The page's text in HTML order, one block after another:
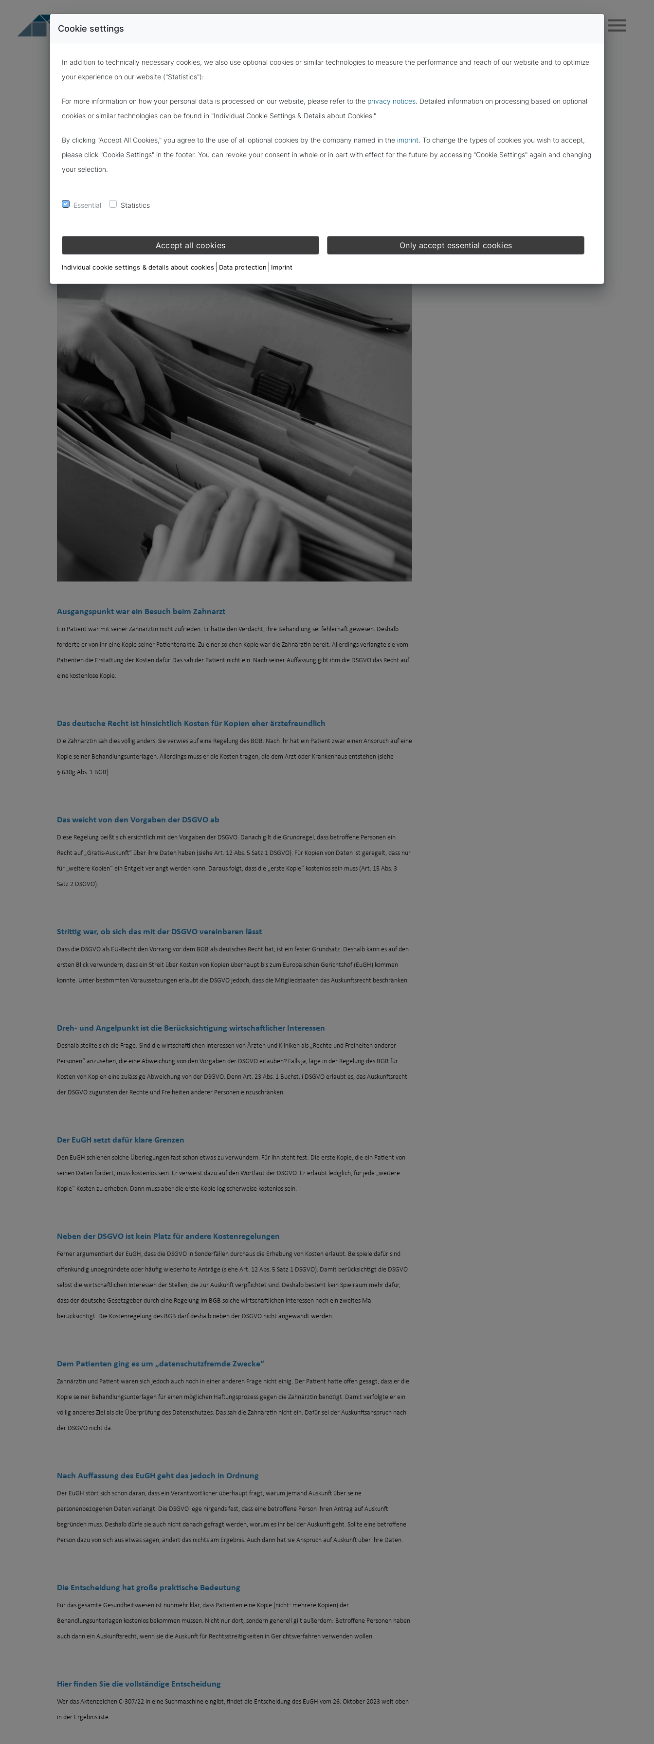
KOSTENLOSE KOPIEN VON
Ausgangspunkt war ein Besuch beim Zahnarzt
Ein Patient war mit seiner Zahnärztin nicht zufrieden. Er hatte den Verdacht, ihre Behandlung sei fehlerhaft gewesen. Deshalb
forderte er von ihr eine Kopie seiner Patientenakte. Zu einer solchen Kopie war die Zahnärztin bereit. Allerdings verlangte sie vom
Patienten die Erstattung der Kosten dafür. Das sah der Patient nicht ein. Nach seiner Auffassung gibt ihm die DSGVO das Recht auf
eine kostenlose Kopie.
Das deutsche Recht ist hinsichtlich Kosten für Kopien eher ärztefreundlich
Die Zahnärztin sah dies völlig anders. Sie verwies auf eine Regelung des BGB. Nach ihr hat ein Patient zwar einen Anspruch auf eine
Kopie seiner Behandlungsunterlagen. Allerdings muss er die Kosten tragen, die dem Arzt oder Krankenhaus entstehen (siehe
§ 630g Abs. 1 BGB).
Das weicht von den Vorgaben der DSGVO ab
Diese Regelung beißt sich ersichtlich mit den Vorgaben der DSGVO. Danach gilt die Grundregel, dass betroffene Personen ein
Recht auf „Gratis-Auskunft“ über ihre Daten haben (siehe Art. 12 Abs. 5 Satz 1 DSGVO). Für Kopien von Daten ist geregelt, dass nur
für „weitere Kopien“ ein Entgelt verlangt werden kann. Daraus folgt, dass die „erste Kopie“ kostenlos sein muss (Art. 15 Abs. 3
Satz 2 DSGVO).
Strittig war, ob sich das mit der DSGVO vereinbaren lässt
Dass die DSGVO als EU-Recht den Vorrang vor dem BGB als deutsches Recht hat, ist ein fester Grundsatz. Deshalb kann es auf den
ersten Blick verwundern, dass ein Streit über Kosten von Kopien überhaupt bis zum Europäischen Gerichtshof (EuGH) kommen
konnte. Unter bestimmten Voraussetzungen erlaubt die DSGVO jedoch, dass die Mitgliedstaaten das Auskunftsrecht beschränken.
Dreh- und Angelpunkt ist die Berücksichtigung wirtschaftlicher Interessen
Deshalb stellte sich die Frage: Sind die wirtschaftlichen Interessen von Ärzten und Kliniken als „Rechte und Freiheiten anderer
Personen“ anzusehen, die eine Abweichung von den Vorgaben der DSGVO erlauben? Falls ja, läge in der Regelung des BGB für
Kosten von Kopien eine zulässige Abweichung von der DSGVO. Denn Art. 23 Abs. 1 Buchst. i DSGVO erlaubt es, das Auskunftsrecht
der DSGVO zugunsten der Rechte und Freiheiten anderer Personen einzuschränken.
Der EuGH setzt dafür klare Grenzen
Den EuGH schienen solche Überlegungen fast schon etwas zu verwundern. Für ihn steht fest: Die erste Kopie, die ein Patient von
seinen Daten fordert, muss kostenlos sein. Er verweist dazu auf den Wortlaut der DSGVO. Er erlaubt lediglich, für jede „weitere
Kopie“ Kosten zu erheben. Dann muss aber die erste Kopie logischerweise kostenlos sein.
Neben der DSGVO ist kein Platz für andere Kostenregelungen
Ferner argumentiert der EuGH, dass die DSGVO in Sonderfällen durchaus die Erhebung von Kosten erlaubt. Beispiele dafür sind
offenkundig unbegründete oder häufig wiederholte Anträge (siehe Art. 12 Abs. 5 Satz 1 DSGVO). Damit berücksichtigt die DSGVO
selbst die wirtschaftlichen Interessen der Stellen, die zur Auskunft verpflichtet sind. Deshalb besteht kein Spielraum mehr dafür,
dass der deutsche Gesetzgeber durch eine Regelung im BGB solche wirtschaftlichen Interessen noch ein zweites Mal
berücksichtigt. Die Kostenregelung des BGB darf deshalb neben der DSGVO nicht angewandt werden.
Dem Patienten ging es um „datenschutzfremde Zwecke“
Zahnärztin und Patient waren sich jedoch auch noch in einer anderen Frage nicht einig. Der Patient hatte offen gesagt, dass er die
Kopie seiner Behandlungsunterlagen für einen möglichen Haftungsprozess gegen die Zahnärztin benötigt. Damit verfolgte er ein
völlig anderes Ziel als die Überprüfung des Datenschutzes. Das sah die Zahnärztin nicht ein. Dafür sei der Auskunftsanspruch nach
der DSGVO nicht da.
Nach Auffassung des EuGH geht das jedoch in Ordnung
Der EuGH stört sich schon daran, dass ein Verantwortlicher überhaupt fragt, warum jemand Auskunft über seine
personenbezogenen Daten verlangt. Die DSGVO lege nirgends fest, dass eine betroffene Person ihren Antrag auf Auskunft
begründen muss. Deshalb dürfe sie auch nicht danach gefragt werden, worum es ihr bei der Auskunft geht. Sollte eine betroffene
Person dazu von sich aus etwas sagen, ändert das nichts am Ergebnis. Auch dann hat sie Anspruch auf Auskunft über ihre Daten.
Die Entscheidung hat große praktische Bedeutung
Für das gesamte Gesundheitswesen ist nunmehr klar, dass Patienten eine Kopie (nicht: mehrere Kopien) der
Behandlungsunterlagen kostenlos bekommen müssen. Nicht nur dort, sondern generell gilt außerdem: Betroffene Personen haben
auch dann ein Auskunftsrecht, wenn sie die Auskunft für Rechtsstreitigkeiten in Gerichtsverfahren verwenden wollen.
Hier finden Sie die vollständige Entscheidung
Wer das Aktenzeichen C-307/22 in eine Suchmaschine eingibt, findet die Entscheidung des EuGH vom 26. Oktober 2023 weit oben
in der Ergebnisliste.
Cookie settings
In addition to technically necessary cookies, we also use optional cookies or similar technologies to measure the performance and reach of our website and to optimize
your experience on our website ("Statistics"):
For more information on how your personal data is processed on our website, please refer to the privacy notices. Detailed information on processing based on optional
cookies or similar technologies can be found in "Individual Cookie Settings & Details about Cookies."
By clicking "Accept All Cookies," you agree to the use of all optional cookies by the company named in the imprint. To change the types of cookies you wish to accept,
please click "Cookie Settings" in the footer. You can revoke your consent in whole or in part with effect for the future by accessing "Cookie Settings" again and changing
your selection.
Essential Statistics
Accept all cookies Only accept essential cookies
Individual cookie settings & details about cookies Data protection Imprint